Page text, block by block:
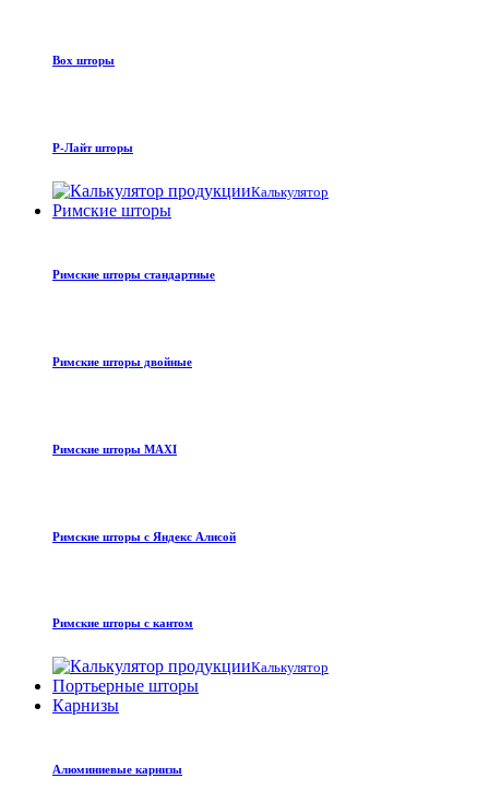
Box шторы
Р-Лайт шторы
Калькулятор
Римские шторы
Римские шторы стандартные
Римские шторы двойные
Римские шторы MAXI
Римские шторы с Яндекс Алисой
Римские шторы с кантом
Калькулятор
Портьерные шторы
Карнизы
Алюминиевые карнизы